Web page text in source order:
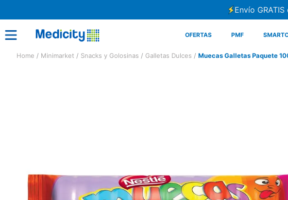
Envío
OFERTAS PMF
Minimarket Snacks y Golosinas Galletas Dulces Muecas Galletas Paquete